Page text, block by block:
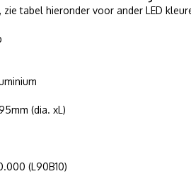
zie tabel hieronder voor ander LED
(dia. xL)
(L90B10)